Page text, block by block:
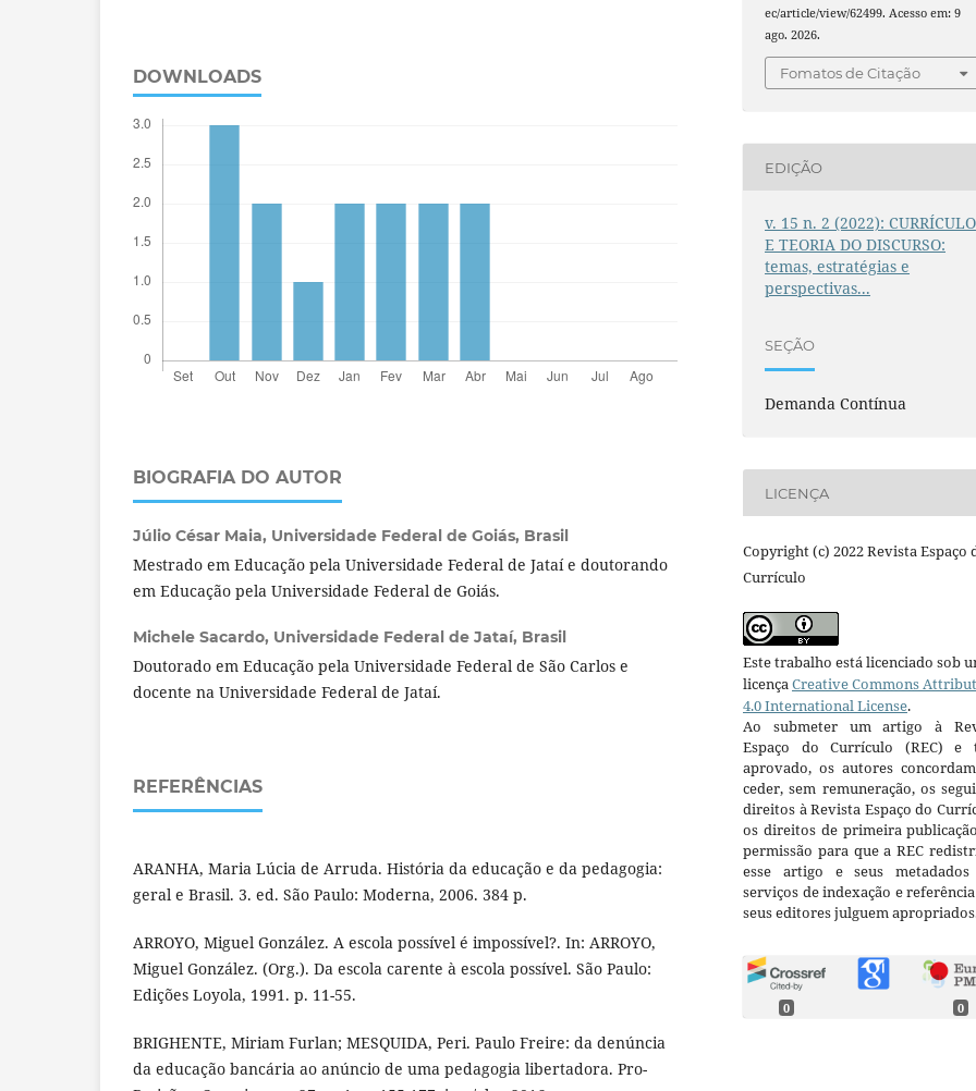
DOWNLOADS
BIOGRAFIA DO AUTOR
Júlio César Maia, Universidade Federal de Goiás, Brasil
Mestrado em Educação pela Universidade Federal de Jataí e doutorando
em Educação pela Universidade Federal de Goiás.
Michele Sacardo, Universidade Federal de Jataí, Brasil
Doutorado em Educação pela Universidade Federal de São Carlos e
docente na Universidade Federal de Jataí.
REFERÊNCIAS
ARANHA, Maria Lúcia de Arruda. História da educação e da pedagogia:
geral e Brasil. 3. ed. São Paulo: Moderna, 2006. 384 p.
ARROYO, Miguel González. A escola possível é impossível?. In: ARROYO,
Miguel González. (Org.). Da escola carente à escola possível. São Paulo:
Edições Loyola, 1991. p. 11-55.
BRIGHENTE, Miriam Furlan; MESQUIDA, Peri. Paulo Freire: da denúncia
da educação bancária ao anúncio de uma pedagogia libertadora. Pro-
ec/article/view/62499. Acesso em: 9
ago. 2026.
Fomatos de Citação
EDIÇÃO
v. 15 n. 2 (2022): CURRÍCULO
E TEORIA DO DISCURSO:
temas, estratégias e
perspectivas...
SEÇÃO
Demanda Contínua
LICENÇA
Copyright (c) 2022 Revista Espaço
Currículo
Este trabalho está licenciado sob
licençaCreative Commons
4.0 International License.
Ao submeter um artigo à
Espaço do Currículo (REC) e
aprovado, os autores
ceder, sem remuneração, os
direitos à Revista Espaço do
os direitos de primeira
permissão para que a REC
esse artigo e seus metadados
serviços de indexação e
seus editores julguem
0 0